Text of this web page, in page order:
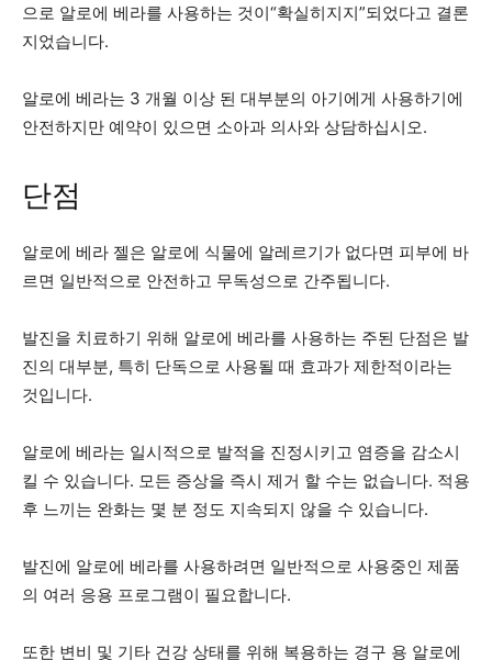
으로 알로에 베라를 사용하는 것이“확실히지지”되었다고 결론
지었습니다.
알로에 베라는 3 개월 이상 된 대부분의 아기에게 사용하기에
안전하지만 예약이 있으면 소아과 의사와 상담하십시오.
단점
알로에 베라 젤은 알로에 식물에 알레르기가 없다면 피부에 바
르면 일반적으로 안전하고 무독성으로 간주됩니다.
발진을 치료하기 위해 알로에 베라를 사용하는 주된 단점은 발
진의 대부분, 특히 단독으로 사용될 때 효과가 제한적이라는
것입니다.
알로에 베라는 일시적으로 발적을 진정시키고 염증을 감소시
킬 수 있습니다. 모든 증상을 즉시 제거 할 수는 없습니다. 적용
후 느끼는 완화는 몇 분 정도 지속되지 않을 수 있습니다.
발진에 알로에 베라를 사용하려면 일반적으로 사용중인 제품
의 여러 응용 프로그램이 필요합니다.
또한 변비 및 기타 건강 상태를 위해 복용하는 경구 용 알로에